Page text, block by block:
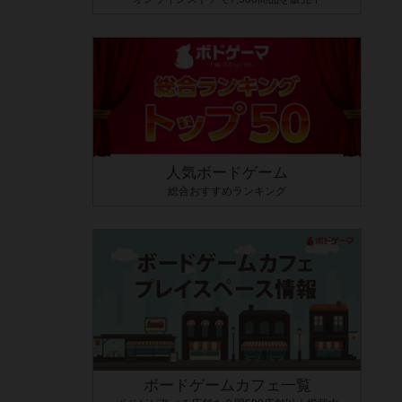
人気ボードゲーム
総合おすすめランキング
ボードゲームカフェ一覧